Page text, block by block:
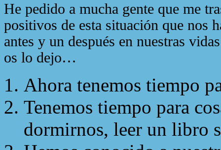
He pedido a mucha gente que me
positivos de esta situación que nos
antes y un después en nuestras
os lo dejo…
Ahora tenemos tiempo
Tenemos tiempo para
dormirnos, leer un libro